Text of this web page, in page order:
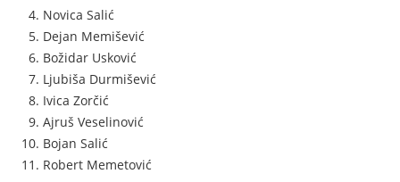
Novica Salić
Dejan Memišević
Božidar Usković
Ljubiša Durmišević
Ivica Zorčić
Ajruš Veselinović
Bojan Salić
Robert Memetović